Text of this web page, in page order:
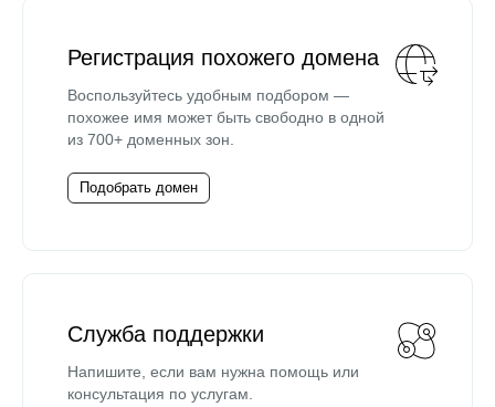
Регистрация похожего домена
Воспользуйтесь удобным подбором —
похожее имя может быть свободно в одной
из 700+ доменных зон.
Подобрать домен
Служба поддержки
Напишите, если вам нужна помощь или
консультация по услугам.